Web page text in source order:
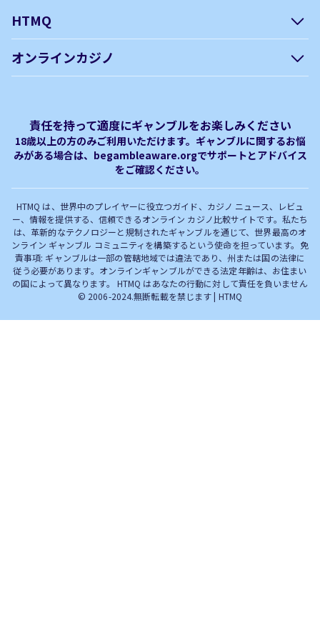
HTMQ
オンラインカジノ
オンラインカジノ フリースピ
ン おすすめ
Plinko｜プリンコとは？
オンラインカジノ最新サイト
オンラインカジノボーナス
責任を持って適度にギャンブルをお楽しみください
18歳以上の方のみご利用いただけます。ギャンブルに関するお悩
みがある場合は、begambleaware.orgでサポートとアドバイス
をご確認ください。
HTMQ は、世界中のプレイヤーに役立つガイド、カジノ ニュース、レビュ
ー、情報を提供する、信頼できるオンライン カジノ比較サイトです。私たち
は、革新的なテクノロジーと規制されたギャンブルを通じて、世界最高のオ
ンライン ギャンブル コミュニティを構築するという使命を担っています。免
責事項: ギャンブルは一部の管轄地域では違法であり、州または国の法律に
従う必要があります。オンラインギャンブルができる法定年齢は、お住まい
の国によって異なります。 HTMQ はあなたの行動に対して責任を負いません
© 2006-2024.無断転載を禁じます | HTMQ